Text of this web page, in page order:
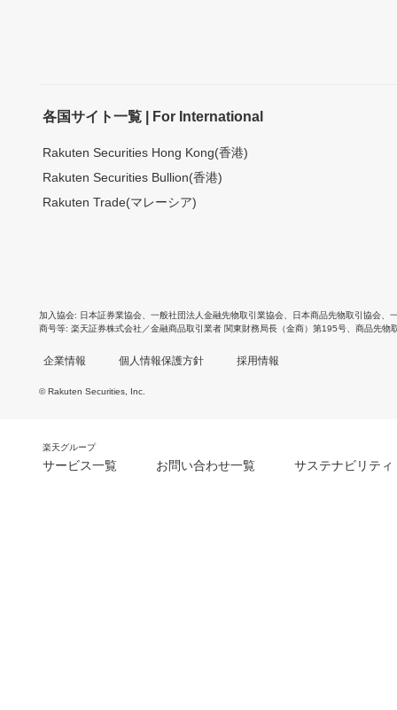
各国サイト一覧 | For International
Rakuten Securities Hong Kong(香港)
Rakuten Securities Bullion(香港)
Rakuten Trade(マレーシア)
加入協会 日本証券業協会 一般社団法人金融先物取引業協会 日本商品先物取引協会
商号等 楽天証券株式会社／金融商品取引業者 関東財務局長（金商）第195号、商品先物
企業情報 個人情報保護方針 採用情報
© Rakuten Securities, Inc.
楽天グループ
サービス一覧 お問い合わせ一覧 サステナビリティ